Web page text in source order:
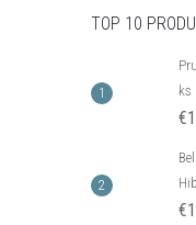
TOP 10
ks